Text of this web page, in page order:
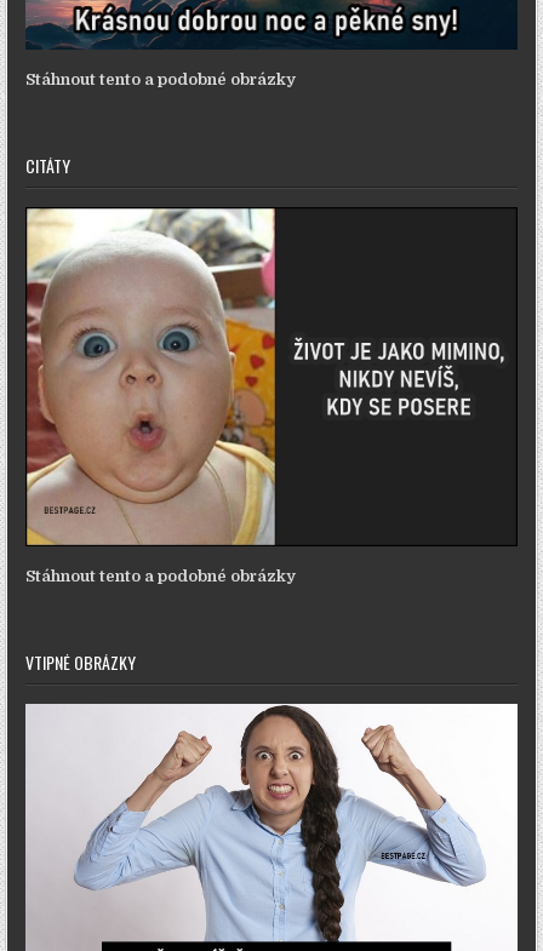
Stáhnout tento a podobné obrázky
CITÁTY
Stáhnout tento a podobné obrázky
VTIPNÉ OBRÁZKY